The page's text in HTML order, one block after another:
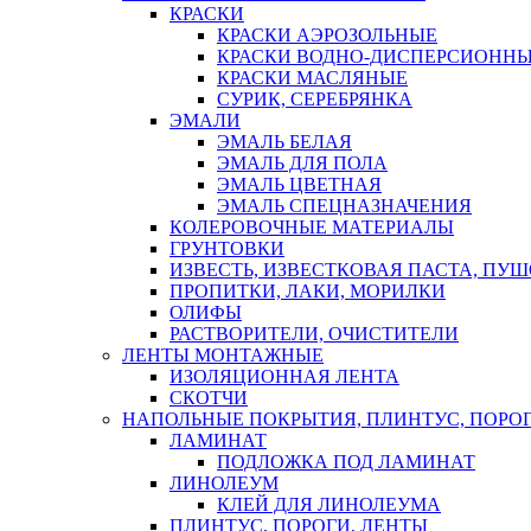
КРАСКИ
КРАСКИ АЭРОЗОЛЬНЫЕ
КРАСКИ ВОДНО-
КРАСКИ МАСЛЯНЫЕ
СУРИК, СЕРЕБРЯНКА
ЭМАЛИ
ЭМАЛЬ БЕЛАЯ
ЭМАЛЬ ДЛЯ ПОЛА
ЭМАЛЬ ЦВЕТНАЯ
ЭМАЛЬ СПЕЦНАЗНАЧЕНИЯ
КОЛЕРОВОЧНЫЕ МАТЕРИАЛЫ
ГРУНТОВКИ
ИЗВЕСТЬ, ИЗВЕСТКОВАЯ ПАСТА,
ПРОПИТКИ, ЛАКИ, МОРИЛКИ
ОЛИФЫ
РАСТВОРИТЕЛИ, ОЧИСТИТЕЛИ
ЛЕНТЫ МОНТАЖНЫЕ
ИЗОЛЯЦИОННАЯ ЛЕНТА
СКОТЧИ
НАПОЛЬНЫЕ ПОКРЫТИЯ, ПЛИНТУС,
ЛАМИНАТ
ПОДЛОЖКА ПОД ЛАМИНАТ
ЛИНОЛЕУМ
КЛЕЙ ДЛЯ ЛИНОЛЕУМА
ПЛИНТУС, ПОРОГИ, ЛЕНТЫ